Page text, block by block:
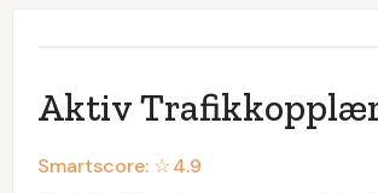
Aktiv
Smartscore: ☆4.9